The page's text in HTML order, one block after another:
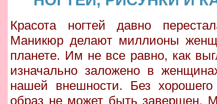
Красота ногтей давно
Маникюр делают миллионы
планете. Им не все равно, как
изначально заложено в
нашей внешности. Без
образ не может быть завершен.